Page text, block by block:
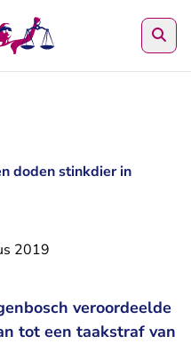
doden stinkdier in
2019
veroordeelde
tot een taakstraf van